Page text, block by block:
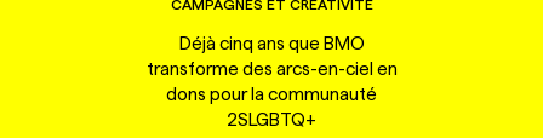
CAMPAGNES ET CRÉATIVITÉ
Déjà cinq ans que BMO
transforme des arcs-en-ciel en
dons pour la communauté
2SLGBTQ+